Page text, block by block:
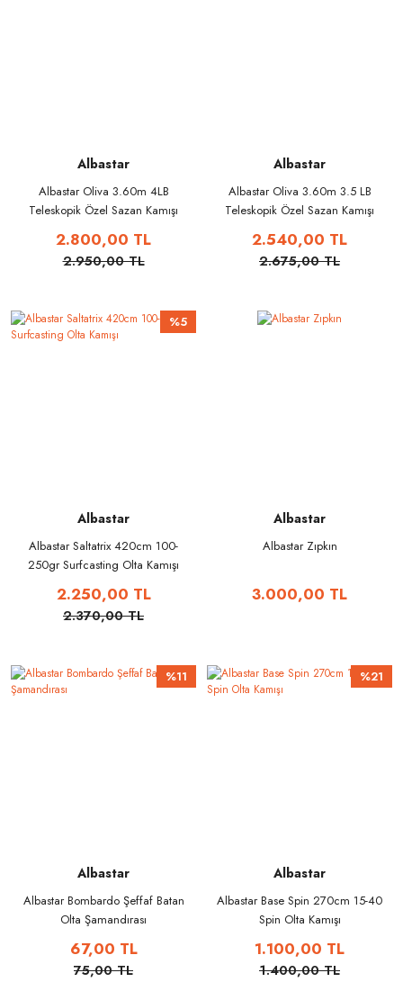
Albastar
Albastar Oliva 3.60m 4LB
Teleskopik Özel Sazan Kamışı
2.800,00 TL
2.950,00 TL
Albastar
Albastar Oliva 3.60m 3.5 LB
Teleskopik Özel Sazan Kamışı
2.540,00 TL
2.675,00 TL
%5
Albastar
Albastar Saltatrix 420cm 100-
250gr Surfcasting Olta Kamışı
2.250,00 TL
2.370,00 TL
Albastar
Albastar Zıpkın
3.000,00 TL
%11
Albastar
Albastar Bombardo Şeffaf Batan
Olta Şamandırası
67,00 TL
75,00 TL
%21
Albastar
Albastar Base Spin 270cm 15-40
Spin Olta Kamışı
1.100,00 TL
1.400,00 TL